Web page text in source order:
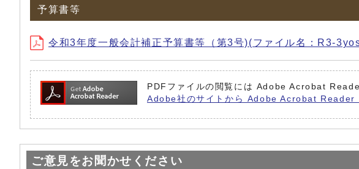
予算書等
令和3年度一般会計補正予算書等（第3号)(ファイル名：R3-
PDFファイルの閲覧には Adobe Acrobat
Adobe社のサイトから Adobe Acrobat Reader
ご意見をお聞かせください